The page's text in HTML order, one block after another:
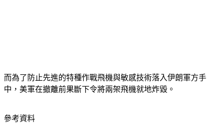
而為了防止先進的特種作戰飛機與敏感技術落入伊朗軍方手